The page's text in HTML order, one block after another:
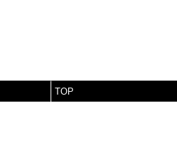
TOP